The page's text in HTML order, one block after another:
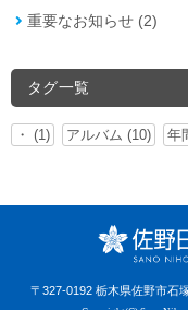
重要なお知らせ (2)
タグ一覧
・ (1) アルバム (10) 年
〒327-0192 栃木県佐野市石